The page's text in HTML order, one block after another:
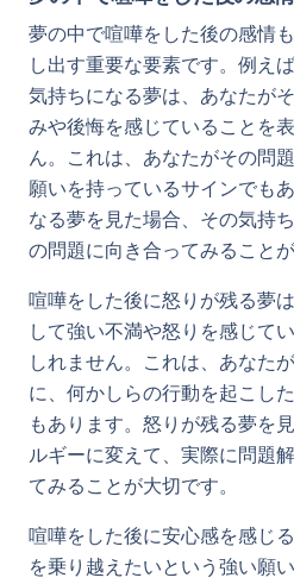
夢の中で喧嘩をした後の感情
し出す重要な要素です。例え
気持ちになる夢は、あなたが
みや後悔を感じていることを
ん。これは、あなたがその問
願いを持っているサインでも
なる夢を見た場合、その気持
の問題に向き合ってみることが
喧嘩をした後に怒りが残る夢
して強い不満や怒りを感じて
しれません。これは、あなた
に、何かしらの行動を起こし
もあります。怒りが残る夢を
ルギーに変えて、実際に問題
てみることが大切です。
喧嘩をした後に安心感を感じ
を乗り越えたいという強い願